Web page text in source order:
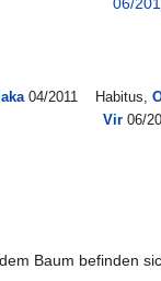
04/2011 Habitus,
Vir06/
Baum befinden